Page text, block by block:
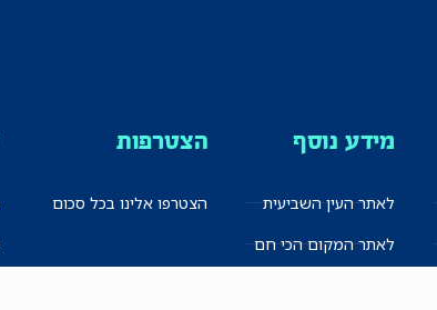
מידע נוסף
לאתר העין השביעית
לאתר המקום הכי חם
הצטרפות
הצטרפו אלינו בכל סכום